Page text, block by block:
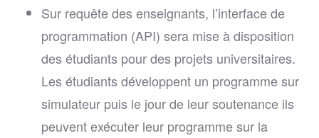
Sur requête des enseignants, l’interface de
programmation (API) sera mise à disposition
des étudiants pour des projets universitaires.
Les étudiants développent un programme sur
simulateur puis le jour de leur soutenance ils
peuvent exécuter leur programme sur la